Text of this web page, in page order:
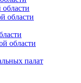
области
области
палат